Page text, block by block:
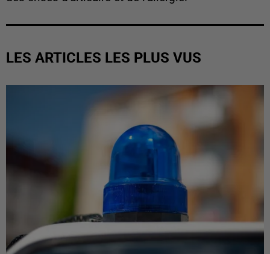
LES ARTICLES LES PLUS VUS